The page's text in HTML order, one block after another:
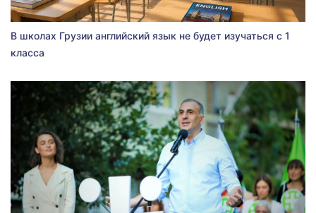
В школах Грузии английский язык не будет изучаться с 1
класса